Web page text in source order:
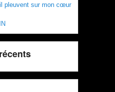
pleuvent sur mon cœur